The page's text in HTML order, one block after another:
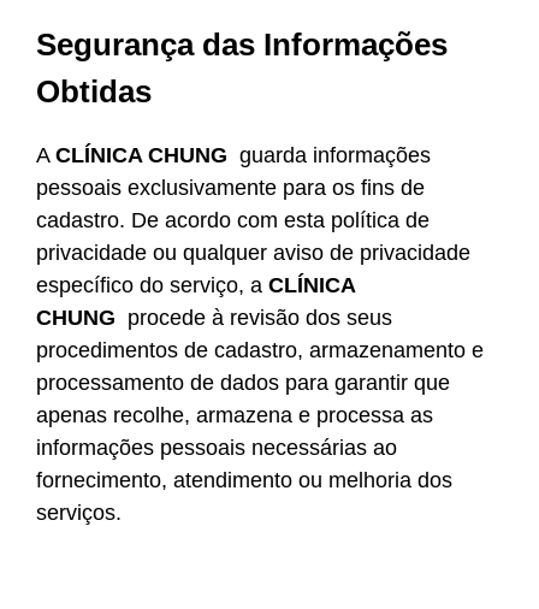
Segurança das Informações
Obtidas
A CLÍNICA CHUNG guarda informações
pessoais exclusivamente para os fins de
cadastro. De acordo com esta política de
privacidade ou qualquer aviso de privacidade
específico do serviço, a CLÍNICA
CHUNG procede à revisão dos seus
procedimentos de cadastro, armazenamento e
processamento de dados para garantir que
apenas recolhe, armazena e processa as
informações pessoais necessárias ao
fornecimento, atendimento ou melhoria dos
serviços.